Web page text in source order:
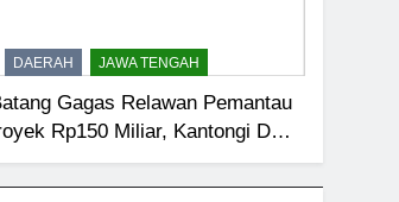
DAERAH JAWA TENGAH
Gagas Relawan Pemantau
Rp150 Miliar, Kantongi Data
Teknis hingga Nilai